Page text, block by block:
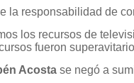
la responsabilidad de
los recursos de
fueron
Acosta se negó a